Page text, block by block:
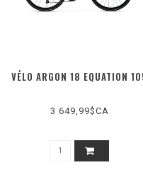
VÉLO ARGON 18 EQUATION
3 649,99$CA